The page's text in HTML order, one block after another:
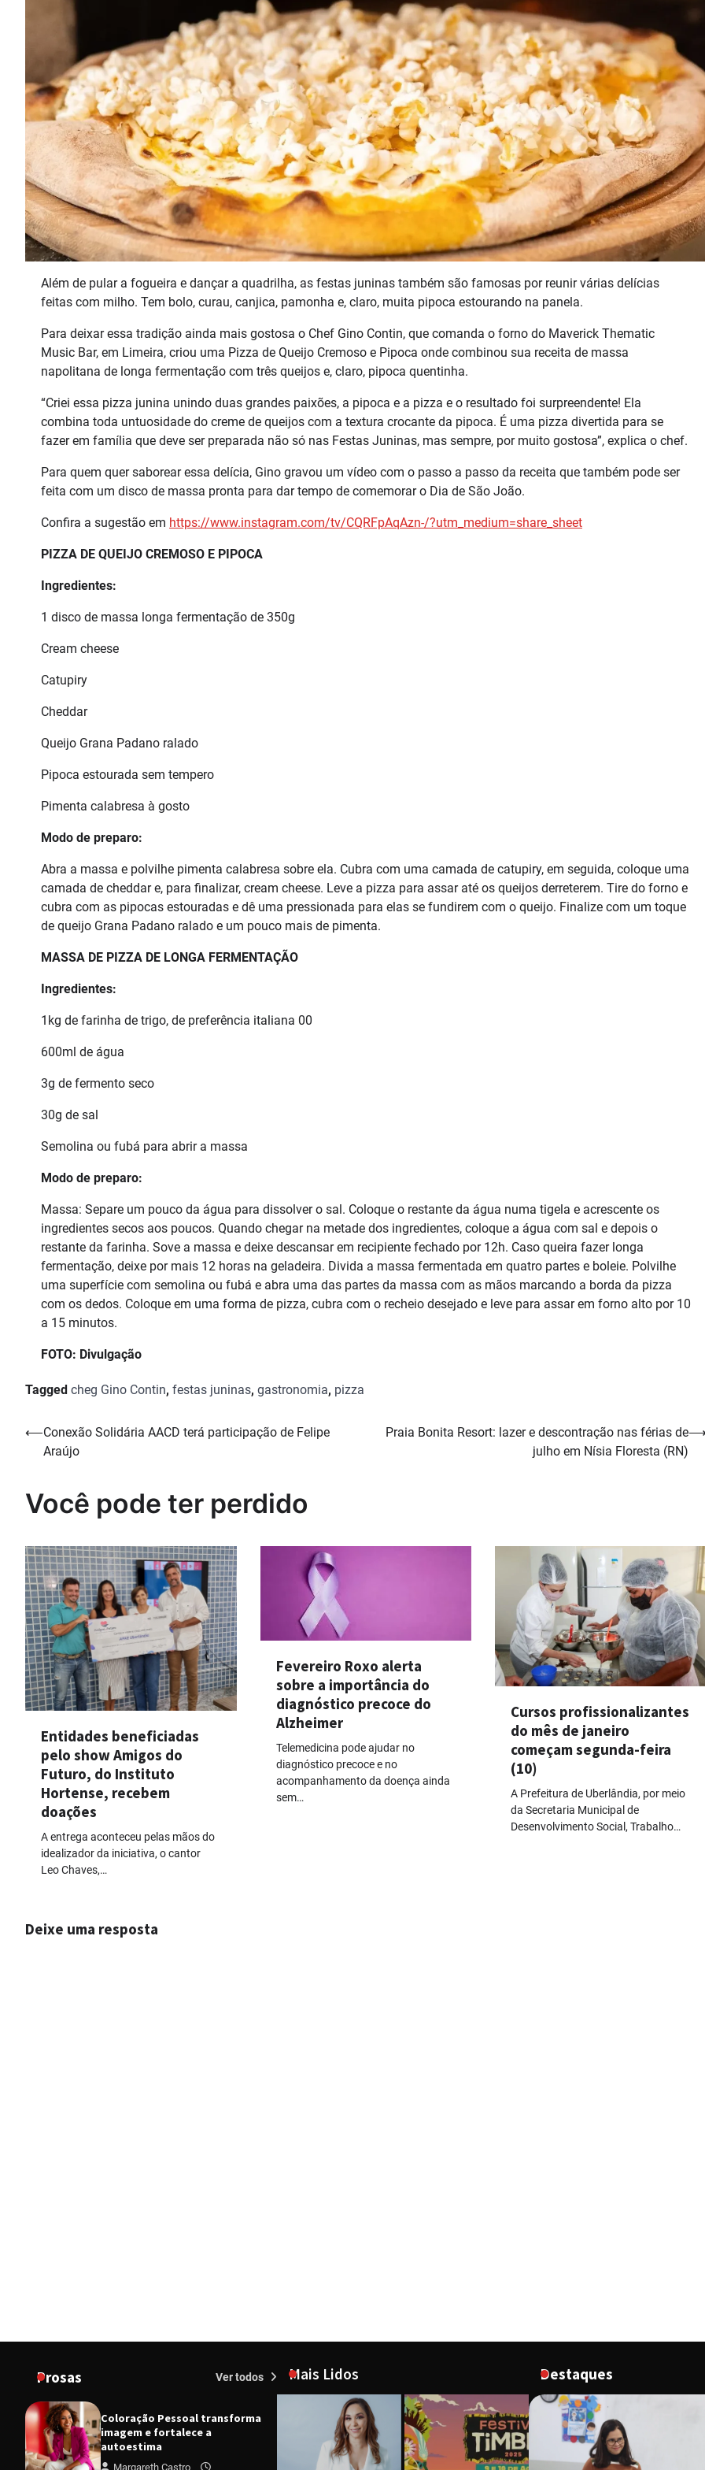
Além de pular a fogueira e dançar a quadrilha, as festas juninas também são famosas por reunir várias delícias
feitas com milho. Tem bolo, curau, canjica, pamonha e, claro, muita pipoca estourando na panela.
Para deixar essa tradição ainda mais gostosa o Chef Gino Contin, que comanda o forno do Maverick Thematic
Music Bar, em Limeira, criou uma Pizza de Queijo Cremoso e Pipoca onde combinou sua receita de massa
napolitana de longa fermentação com três queijos e, claro, pipoca quentinha.
“Criei essa pizza junina unindo duas grandes paixões, a pipoca e a pizza e o resultado foi surpreendente! Ela
combina toda untuosidade do creme de queijos com a textura crocante da pipoca. É uma pizza divertida para se
fazer em família que deve ser preparada não só nas Festas Juninas, mas sempre, por muito gostosa”, explica o chef.
Para quem quer saborear essa delícia, Gino gravou um vídeo com o passo a passo da receita que também pode ser
feita com um disco de massa pronta para dar tempo de comemorar o Dia de São João.
Confira a sugestão em https://www.instagram.com/tv/CQRFpAqAzn-/?utm_medium=share_ sheet
PIZZA DE QUEIJO CREMOSO E PIPOCA
Ingredientes:
1 disco de massa longa fermentação de 350g
Cream cheese
Catupiry
Cheddar
Queijo Grana Padano ralado
Pipoca estourada sem tempero
Pimenta calabresa à gosto
Modo de preparo:
Abra a massa e polvilhe pimenta calabresa sobre ela. Cubra com uma camada de catupiry, em seguida, coloque uma
camada de cheddar e, para finalizar, cream cheese. Leve a pizza para assar até os queijos derreterem. Tire do forno e
cubra com as pipocas estouradas e dê uma pressionada para elas se fundirem com o queijo. Finalize com um toque
de queijo Grana Padano ralado e um pouco mais de pimenta.
MASSA DE PIZZA DE LONGA FERMENTAÇÃO
Ingredientes:
1kg de farinha de trigo, de preferência italiana 00
600ml de água
3g de fermento seco
30g de sal
Semolina ou fubá para abrir a massa
Modo de preparo:
Massa: Separe um pouco da água para dissolver o sal. Coloque o restante da água numa tigela e acrescente os
ingredientes secos aos poucos. Quando chegar na metade dos ingredientes, coloque a água com sal e depois o
restante da farinha. Sove a massa e deixe descansar em recipiente fechado por 12h. Caso queira fazer longa
fermentação, deixe por mais 12 horas na geladeira. Divida a massa fermentada em quatro partes e boleie. Polvilhe
uma superfície com semolina ou fubá e abra uma das partes da massa com as mãos marcando a borda da pizza
com os dedos. Coloque em uma forma de pizza, cubra com o recheio desejado e leve para assar em forno alto por 10
a 15 minutos.
FOTO: Divulgação
Tagged cheg Gino Contin, festas juninas, gastronomia, pizza
Navegação
⟵Conexão Solidária AACD terá participação de Felipe
Araújo
Praia Bonita Resort: lazer e descontração nas férias de
julho em Nísia Floresta (RN)
Você pode ter perdido
Entidades beneficiadas
pelo show Amigos do
Futuro, do Instituto
Hortense, recebem
doações
A entrega aconteceu pelas mãos do
idealizador da iniciativa, o cantor
Leo Chaves,…
Fevereiro Roxo alerta
sobre a importância do
diagnóstico precoce do
Alzheimer
Telemedicina pode ajudar no
diagnóstico precoce e no
acompanhamento da doença ainda
sem…
Cursos profissionalizantes
do mês de janeiro
começam segunda-feira
(10)
A Prefeitura de Uberlândia, por meio
da Secretaria Municipal de
Desenvolvimento Social, Trabalho…
Deixe uma resposta
Prosas Ver todos
Coloração Pessoal transforma
imagem e fortalece a
autoestima
Margareth Castro
Mais Lidos Destaques